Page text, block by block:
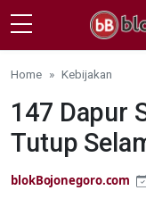
Skip to main content
Home Kebijakan
147 Dapur
Tutup
blokBojonegoro.com